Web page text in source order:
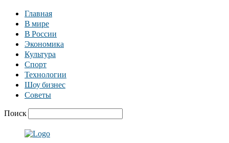
Главная
В мире
В России
Экономика
Культура
Спорт
Технологии
Шоу бизнес
Советы
Поиск